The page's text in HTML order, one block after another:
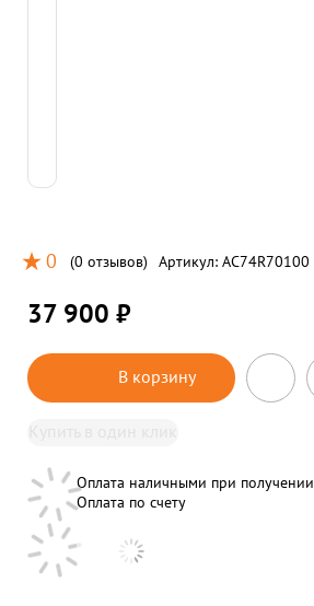
0 (0 отзывов) Артикул: AC74R70100
37 900 ₽
В корзину
Оплата наличными при получении
Оплата по счету